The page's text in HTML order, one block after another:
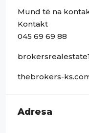
Mund të na
Kontakt
045 69 69 88
thebrokers-
Adresa